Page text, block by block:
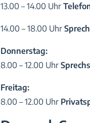
13.00 – 14.00 Uhr
14.00 – 18.00 Uhr
Donnerstag:
8.00 – 12.00 Uhr
Freitag:
8.00 – 12.00 Uhr